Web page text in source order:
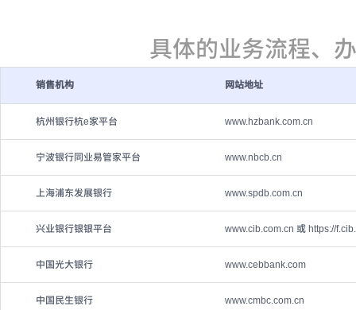
具体的业务流程、
销售机构 网站地址
杭州银行杭e家平台 www.hzbank.com.cn
宁波银行同业易管家平台 www.nbcb.cn
上海浦东发展银行 www.spdb.com.cn
兴业银行银银平台 www.cib.com.cn 或 https://
中国光大银行 www.cebbank.com
中国民生银行 www.cmbc.com.cn